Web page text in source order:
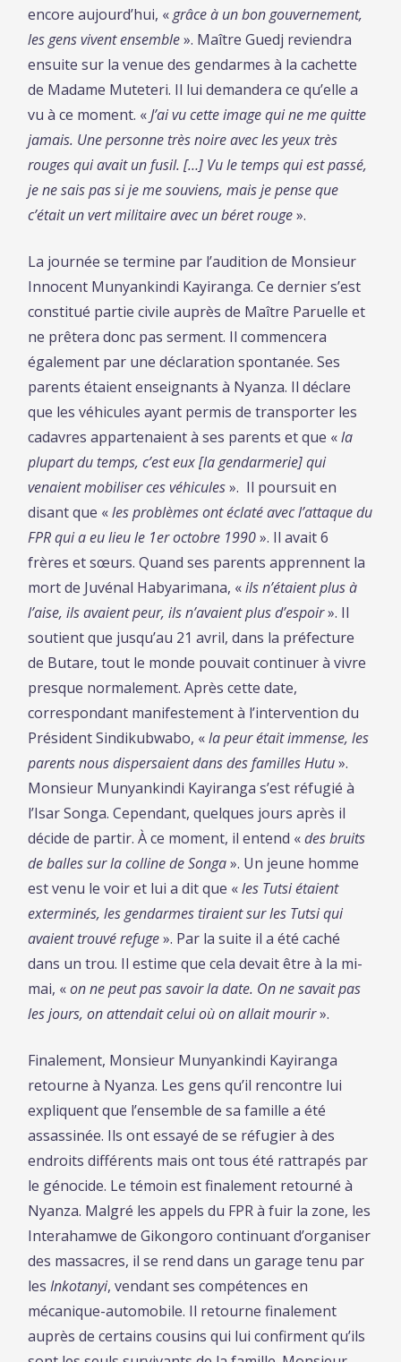
encore aujourd’hui, «grâce à un bon gouvernement,
les gens vivent ensemble». Maître Guedj reviendra
ensuite sur la venue des gendarmes à la cachette
de Madame Muteteri. Il lui demandera ce qu’elle a
vu à ce moment. «J’ai vu cette image qui ne me quitte
jamais. Une personne très noire avec les yeux très
rouges qui avait un fusil. […] Vu le temps qui est passé,
je ne sais pas si je me souviens, mais je pense que
c’était un vert militaire avec un béret rouge».
La journée se termine par l’audition de Monsieur
Innocent Munyankindi Kayiranga. Ce dernier s’est
constitué partie civile auprès de Maître Paruelle et
ne prêtera donc pas serment. Il commencera
également par une déclaration spontanée. Ses
parents étaient enseignants à Nyanza. Il déclare
que les véhicules ayant permis de transporter les
cadavres appartenaient à ses parents et que «la
plupart du temps, c’est eux [la gendarmerie] qui
venaient mobiliser ces véhicules». Il poursuit en
disant que «les problèmes ont éclaté avec l’attaque du
FPR qui a eu lieu le 1er octobre 1990». Il avait 6
frères et sœurs. Quand ses parents apprennent la
mort de Juvénal Habyarimana, «ils n’étaient plus à
l’aise, ils avaient peur, ils n’avaient plus d’espoir». Il
soutient que jusqu’au 21 avril, dans la préfecture
de Butare, tout le monde pouvait continuer à vivre
presque normalement. Après cette date,
correspondant manifestement à l’intervention du
Président Sindikubwabo, «la peur était immense, les
parents nous dispersaient dans des familles Hutu».
Monsieur Munyankindi Kayiranga s’est réfugié à
l’Isar Songa. Cependant, quelques jours après il
décide de partir. À ce moment, il entend «des bruits
de balles sur la colline de Songa». Un jeune homme
est venu le voir et lui a dit que «les Tutsi étaient
exterminés, les gendarmes tiraient sur les Tutsi qui
avaient trouvé refuge». Par la suite il a été caché
dans un trou. Il estime que cela devait être à la mi-
mai, «on ne peut pas savoir la date. On ne savait pas
les jours, on attendait celui où on allait mourir».
Finalement, Monsieur Munyankindi Kayiranga
retourne à Nyanza. Les gens qu’il rencontre lui
expliquent que l’ensemble de sa famille a été
assassinée. Ils ont essayé de se réfugier à des
endroits différents mais ont tous été rattrapés par
le génocide. Le témoin est finalement retourné à
Nyanza. Malgré les appels du FPR à fuir la zone, les
Interahamwe de Gikongoro continuant d’organiser
des massacres, il se rend dans un garage tenu par
lesInkotanyi, vendant ses compétences en
mécanique-automobile. Il retourne finalement
auprès de certains cousins qui lui confirment qu’ils